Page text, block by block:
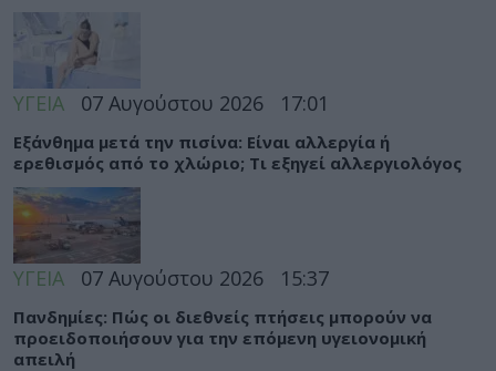
ΥΓΕΙΑ 07 Αυγούστου 2026 17:01
Εξάνθημα μετά την πισίνα: Είναι αλλεργία ή
ερεθισμός από το χλώριο; Τι εξηγεί αλλεργιολόγος
ΥΓΕΙΑ 07 Αυγούστου 2026 15:37
Πανδημίες: Πώς οι διεθνείς πτήσεις μπορούν να
προειδοποιήσουν για την επόμενη υγειονομική
απειλή